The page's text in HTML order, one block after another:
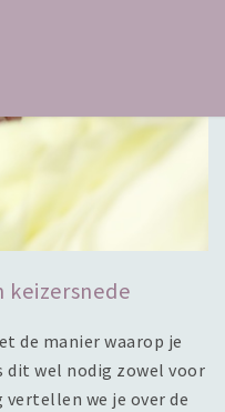
keizersnede
de manier waarop je
dit wel nodig zowel voor
we je over de